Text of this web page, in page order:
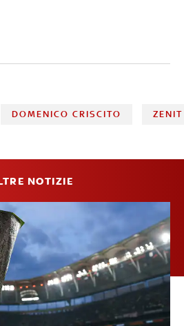
DOMENICO CRISCITO
NOTIZIE